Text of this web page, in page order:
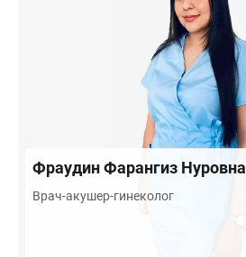
ФраудинФарангиз Нуровна
Врач-акушер-гинеколог